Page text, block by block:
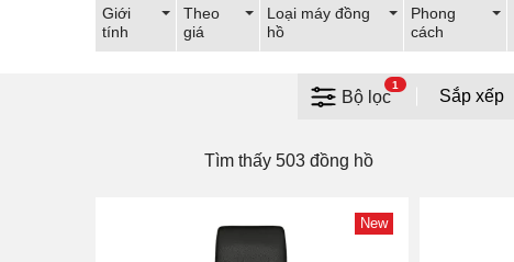
Giới
tính
Theo
giá
Loại máy đồng
hồ
Phong
cách
Bộ lọc
1
Tìm thấy 503 đồng hồ
New